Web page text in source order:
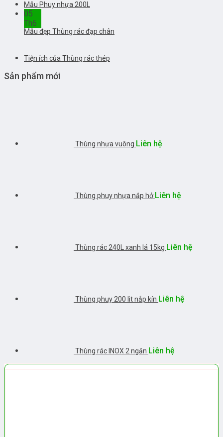
Mẫu Phuy nhựa 200L
05
Th6
Mẫu đẹp Thùng rác đạp chân
Tiện ích của Thùng rác thép
Sản phẩm mới
Thùng nhựa vuông Liên hệ
Thùng phuy nhựa nắp hở Liên hệ
Thùng rác 240L xanh lá 15kg Liên hệ
Thùng phuy 200 lit nắp kín Liên hệ
Thùng rác INOX 2 ngăn Liên hệ